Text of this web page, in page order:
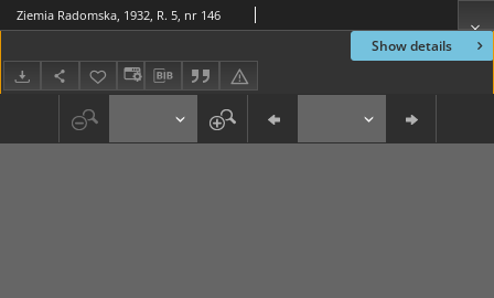
Show details
Ziemia Radomska, 1932, R. 5, nr 146